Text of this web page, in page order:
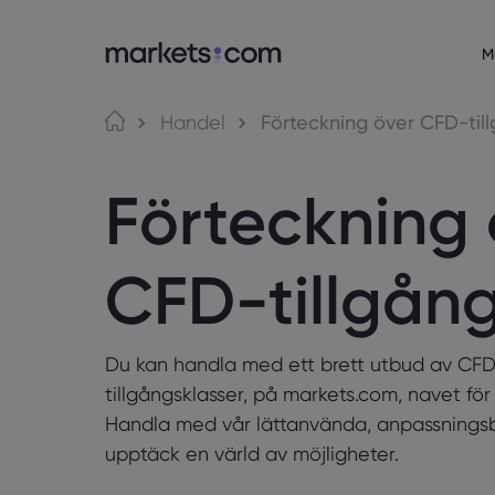
MT4
MT5
Om markets.com
Vår koncern
Utmärkelser och media
Handel Förteckning över CFD-
Förteckning
CFD-
Du kan handla med ett brett utbud av
tillgångsklasser, på markets.com, navet
Handla med vår lättanvända,
upptäck en värld av möjligheter.